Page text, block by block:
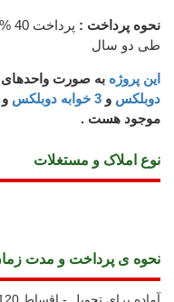
نحوه پرداخت :
طی دو سال
این پروژه به صورت واحدهای
دوبلکس و و
موجود هست .
نوع املاک و مستغلات
نحوه ی پرداخت و مدت